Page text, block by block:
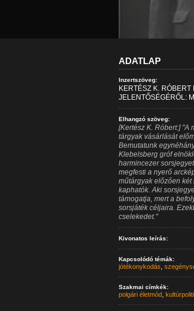
ADATLAP
Inzertszöveg:
KERTÉSZ K.
JELENTŐSÉGÉRŐL:
Elhangzó szöveg:
[Kertész K. Róbert:] "A
tárgyak vásárlását
Bemutatunk
Klebelsberg gróf
harmincezer
megfesti a nyerő
műtárgyak előzően
kaphatók. Aki
támogatja, mert a
sorsjáték céljaira.
cselekedet."
Kivonatos leírás:
Kapcsolódó témák:
jótékonykodás
Szakmai címkék:
polgári életmód,